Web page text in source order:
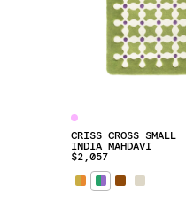
CRISS CROSS SMALL
INDIA MAHDAVI
$2,057